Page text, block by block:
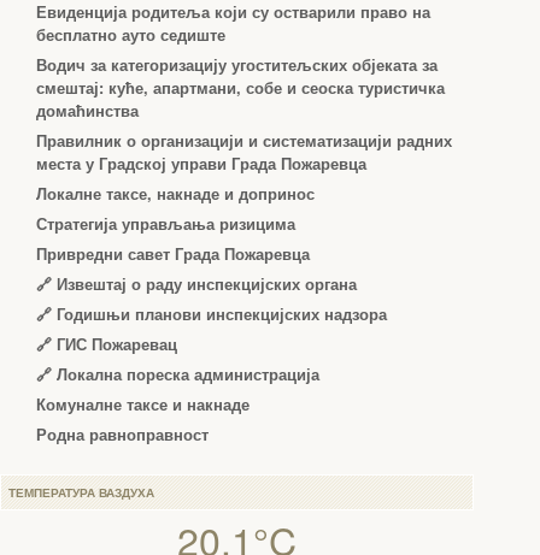
Евиденција родитеља који су остварили право на
бесплатно ауто седиште
Водич за категоризацију угоститељских објеката за
смештај: куће, апартмани, собе и сеоска туристичка
домаћинства
Правилник о организацији и систематизацији радних
места у Градској управи Града Пожаревца
Локалне таксе, накнаде и допринос
Стратегија управљања ризицима
Привредни савет Града Пожаревца
🔗 Извештај о раду инспекцијских органа
🔗 Годишњи планови инспекцијских надзора
🔗 ГИС Пожаревац
🔗 Локална пореска администрација
Комуналне таксе и накнаде
Родна равноправност
ТЕМПЕРАТУРА ВАЗДУХА
20.1°C